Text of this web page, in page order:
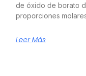
de óxido de borato
proporciones
Leer Más